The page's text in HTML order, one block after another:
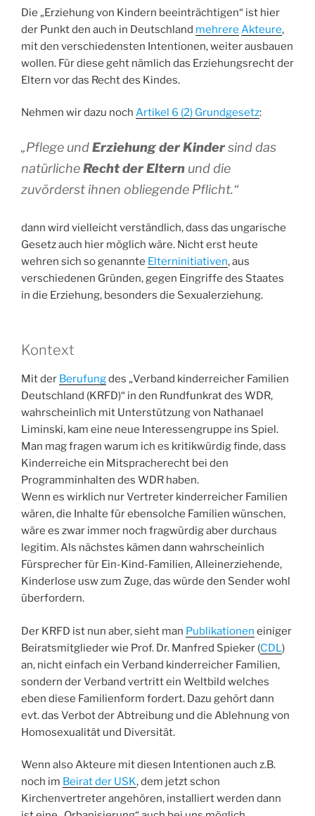
Die „Erziehung von Kindern beeinträchtigen“ ist hier
der Punkt den auch in Deutschland mehrere Akteure,
mit den verschiedensten Intentionen, weiter ausbauen
wollen. Für diese geht nämlich das Erziehungsrecht der
Eltern vor das Recht des Kindes.
Nehmen wir dazu noch Artikel 6 (2) Grundgesetz:
„Pflege undErziehung der Kindersind das
natürlicheRecht der Eltern und die
zuvörderst ihnen obliegende Pflicht.“
dann wird vielleicht verständlich, dass das ungarische
Gesetz auch hier möglich wäre. Nicht erst heute
wehren sich so genannte Elterninitiativen, aus
verschiedenen Gründen, gegen Eingriffe des Staates
in die Erziehung, besonders die Sexualerziehung.
Kontext
Mit der Berufungdes „Verband kinderreicher Familien
Deutschland (KRFD)“ in den Rundfunkrat des WDR,
wahrscheinlich mit Unterstützung von Nathanael
Liminski, kam eine neue Interessengruppe ins Spiel.
Man mag fragen warum ich es kritikwürdig finde, dass
Kinderreiche ein Mitspracherecht bei den
Programminhalten des WDR haben.
Wenn es wirklich nur Vertreter kinderreicher Familien
wären, die Inhalte für ebensolche Familien wünschen,
wäre es zwar immer noch fragwürdig aber durchaus
legitim. Als nächstes kämen dann wahrscheinlich
Fürsprecher für Ein-Kind-Familien, Alleinerziehende,
Kinderlose usw zum Zuge, das würde den Sender wohl
überfordern.
Der KRFD ist nun aber, sieht man Publikationen einiger
Beiratsmitglieder wie Prof. Dr. Manfred Spieker (CDL)
an, nicht einfach ein Verband kinderreicher Familien,
sondern der Verband vertritt ein Weltbild welches
eben diese Familienform fordert. Dazu gehört dann
evt. das Verbot der Abtreibung und die Ablehnung von
Homosexualität und Diversität.
Wenn also Akteure mit diesen Intentionen auch z.B.
noch im Beirat der USK, dem jetzt schon
Kirchenvertreter angehören, installiert werden dann